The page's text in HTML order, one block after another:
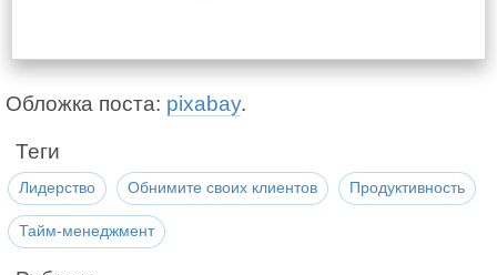
Обложка поста: pixabay.
Теги
Лидерство Обнимите своих клиентов Продуктивность
Тайм-менеджмент